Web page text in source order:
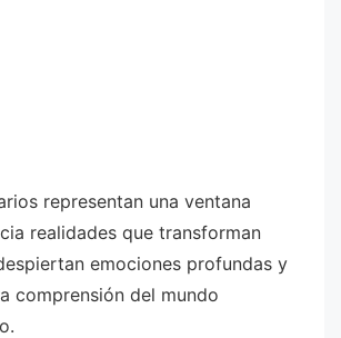
representan una ventana
realidades que transforman
emociones profundas y
comprensión del mundo